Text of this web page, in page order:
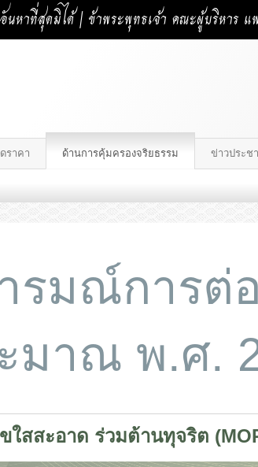
หาที่สุดมิได้ | ข้าพระพุทธเจ้า คณะผู้บริหาร
ราคา ด้านการคุ้มครองจริยธรรม ข่าวประช
รมณ์การต่
มาณ พ.ศ.
ใสสะอาด ร่วมต้านทุจริต